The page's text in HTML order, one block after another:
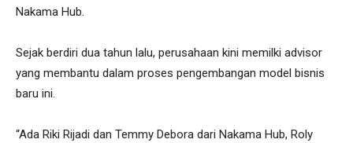
Nakama Hub.
Sejak berdiri dua tahun lalu, perusahaan kini memilki advisor
yang membantu dalam proses pengembangan model bisnis
baru ini.
“Ada Riki Rijadi dan Temmy Debora dari Nakama Hub, Roly